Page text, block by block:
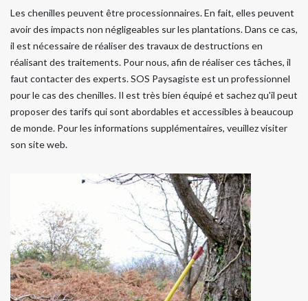
Les chenilles peuvent être processionnaires. En fait, elles peuvent
avoir des impacts non négligeables sur les plantations. Dans ce cas,
il est nécessaire de réaliser des travaux de destructions en
réalisant des traitements. Pour nous, afin de réaliser ces tâches, il
faut contacter des experts. SOS Paysagiste est un professionnel
pour le cas des chenilles. Il est très bien équipé et sachez qu'il peut
proposer des tarifs qui sont abordables et accessibles à beaucoup
de monde. Pour les informations supplémentaires, veuillez visiter
son site web.